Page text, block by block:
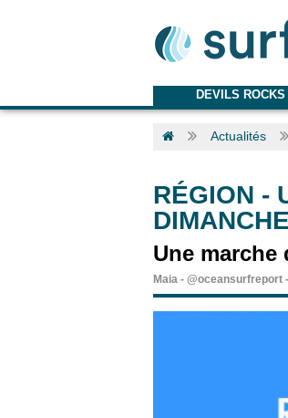
DEVILS ROCKS
Actualités
RÉGION -
Une marche
Maia - @oceansurfreport -